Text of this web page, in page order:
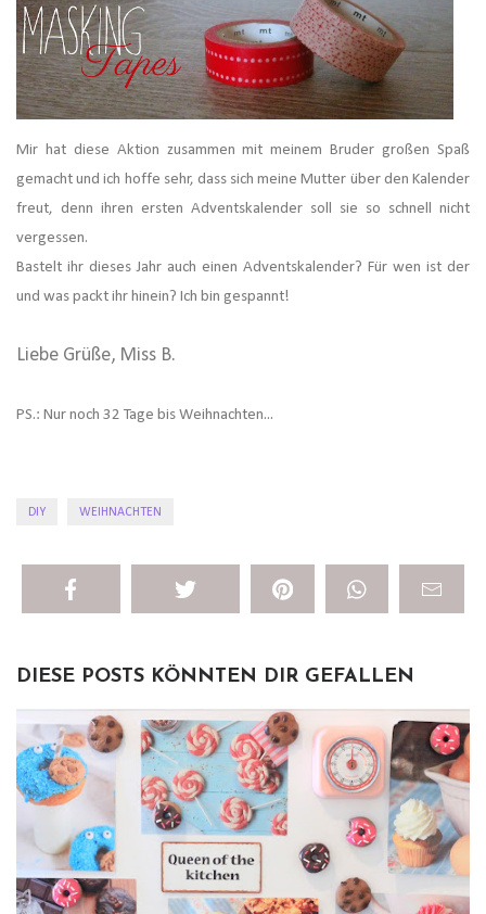
Mir hat diese Aktion zusammen mit meinem Bruder großen Spaß
gemacht und ich hoffe sehr, dass sich meine Mutter über den Kalender
freut, denn ihren ersten Adventskalender soll sie so schnell nicht
vergessen.
Bastelt ihr dieses Jahr auch einen Adventskalender? Für wen ist der
und was packt ihr hinein? Ich bin gespannt!
Liebe Grüße, Miss B.
PS.: Nur noch 32 Tage bis Weihnachten...
DIY WEIHNACHTEN
DIESE POSTS KÖNNTEN DIR GEFALLEN